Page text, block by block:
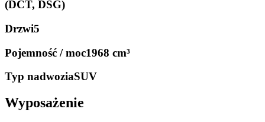
(DCT, DSG)
Drzwi5
Pojemność / moc1968 cm³
Typ nadwoziaSUV
Wyposażenie